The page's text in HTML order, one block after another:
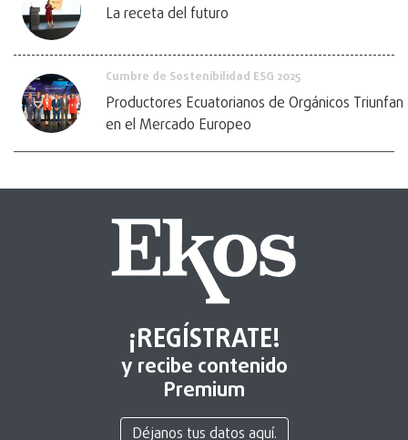
La receta del futuro
Cumbre de Sostenibilidad ESG 2025
Productores Ecuatorianos de Orgánicos Triunfan
en el Mercado Europeo
¡REGÍSTRATE!
y recibe contenido
Premium
Déjanos tus datos aquí.